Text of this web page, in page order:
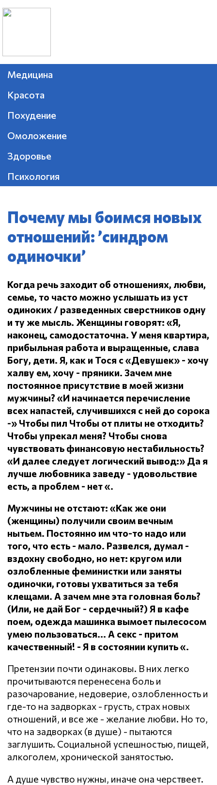
Медицина
Красота
Похудение
Омоложение
Здоровье
Психология
Почему мы боимся новых
отношений: ’синдром
одиночки’
Когда речь заходит об отношениях, любви,
семье, то часто можно услышать из уст
одиноких / разведенных сверстников одну
и ту же мысль. Женщины говорят: «Я,
наконец, самодостаточна. У меня квартира,
прибыльная работа и выращенные, слава
Богу, дети. Я, как и Тося с «Девушек» - хочу
халву ем, хочу - пряники. Зачем мне
постоянное присутствие в моей жизни
мужчины? «И начинается перечисление
всех напастей, случившихся с ней до сорока
-» Чтобы пил Чтобы от плиты не отходить?
Чтобы упрекал меня? Чтобы снова
чувствовать финансовую нестабильность?
«И далее следует логический вывод:» Да я
лучше любовника заведу - удовольствие
есть, а проблем - нет «.
Мужчины не отстают: «Как же они
(женщины) получили своим вечным
нытьем. Постоянно им что-то надо или
того, что есть - мало. Развелся, думал -
вздохну свободно, но нет: кругом или
озлобленные феминистки или заняты
одиночки, готовы ухватиться за тебя
клещами. А зачем мне эта головная боль?
(Или, не дай Бог - сердечный?) Я в кафе
поем, одежда машинка вымоет пылесосом
умею пользоваться... А секс - притом
качественный! - Я в состоянии купить «.
Претензии почти одинаковы. В них легко
прочитываются перенесена боль и
разочарование, недоверие, озлобленность и
где-то на задворках - грусть, страх новых
отношений, и все же - желание любви. Но то,
что на задворках (в душе) - пытаются
заглушить. Социальной успешностью, пищей,
алкоголем, хронической занятостью.
А душе чувство нужны, иначе она черствеет.